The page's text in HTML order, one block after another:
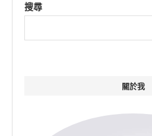
搜尋
關於我